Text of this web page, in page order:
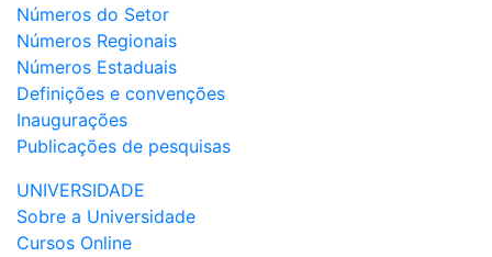
Números do Setor
Números Regionais
Números Estaduais
Definições e convenções
Inaugurações
Publicações de pesquisas
UNIVERSIDADE
Sobre a Universidade
Cursos Online